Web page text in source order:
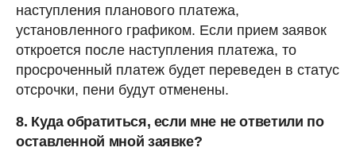
наступления планового платежа,
установленного графиком. Если прием заявок
откроется после наступления платежа, то
просроченный платеж будет переведен в статус
отсрочки, пени будут отменены.
8. Куда обратиться, если мне не ответили по
оставленной мной заявке?